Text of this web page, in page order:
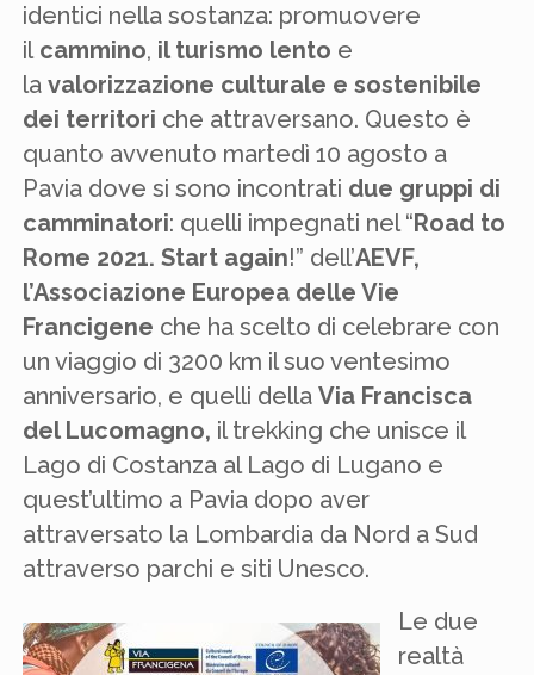
identici nella sostanza: promuovere
il cammino, il turismo lento e
lavalorizzazione culturale e sostenibile
dei territori che attraversano. Questo è
quanto avvenuto martedì 10 agosto a
Pavia dove si sono incontrati due gruppi di
camminatori: quelli impegnati nel “Road to
Rome 2021. Start again!” dell’AEVF,
l’Associazione Europea delle Vie
Francigene che ha scelto di celebrare con
un viaggio di 3200 km il suo ventesimo
anniversario, e quelli dellaVia Francisca
del Lucomagno, il trekking che unisce il
Lago di Costanza al Lago di Lugano e
quest’ultimo a Pavia dopo aver
attraversato la Lombardia da Nord a Sud
attraverso parchi e siti Unesco.
Le due
realtà